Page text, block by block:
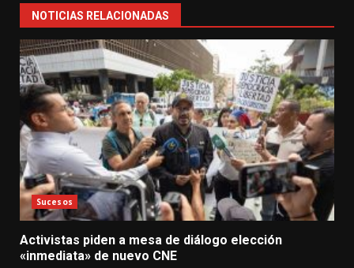
NOTICIAS RELACIONADAS
Sucesos
Activistas piden a mesa de diálogo elección
«inmediata» de nuevo CNE